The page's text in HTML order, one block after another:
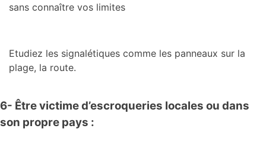
sans connaître vos limites
Etudiez les signalétiques comme les panneaux sur la
plage, la route.
6- Être victime d’escroqueries locales ou dans
son propre pays :